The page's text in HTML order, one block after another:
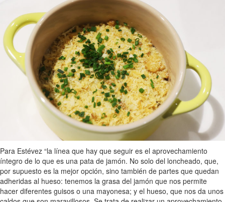
Para Estévez “la línea que hay que seguir es el aprovechamiento
íntegro de lo que es una pata de jamón. No solo del loncheado, que,
por supuesto es la mejor opción, sino también de partes que quedan
adheridas al hueso: tenemos la grasa del jamón que nos permite
hacer diferentes guisos o una mayonesa; y el hueso, que nos da unos